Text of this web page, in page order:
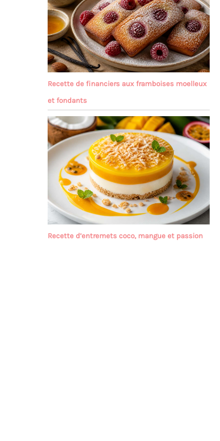
Recette de financiers aux framboises moelleux
et fondants
Recette d’entremets coco, mangue et passion